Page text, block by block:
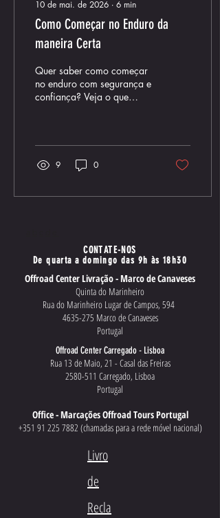
10 de mai. de 2026 ∙ 6 min
Como Começar no Enduro da
maneira Certa
Quer saber como começar
no enduro com segurança e
confiança? Veja o que
9 0
CONTATE-NOS
De quarta a domingo das 9h às 18h30
Offroad Center Livração - Marco de Canaveses
Quinta do Marinheiro
Rua do Marinheiro Lugar de Campos, 594
4635-275 Marco de Canaveses
Portugal
Offroad Center Carregado - Lisboa
Rua 13 de Maio, 21 - Casal das Freiras
2580-511 Carregado, Lisboa
Portugal
Office - Marcações Offroad Tours Portugal
+351 91 225 7882 (chamadas para a rede móvel nacional)
Livro
de
Recla